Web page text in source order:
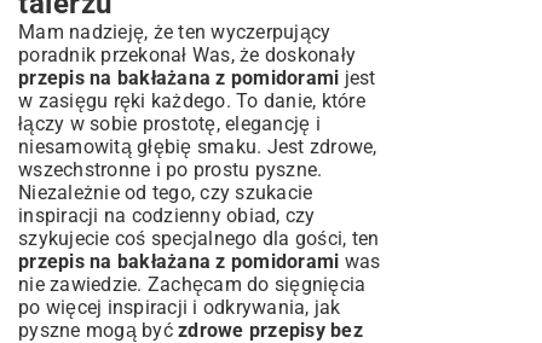
Mam nadzieję, że ten wyczerpujący
poradnik przekonał Was, że doskonały
przepis na bakłażana z pomidorami jest
w zasięgu ręki każdego. To danie, które
łączy w sobie prostotę, elegancję i
niesamowitą głębię smaku. Jest zdrowe,
wszechstronne i po prostu pyszne.
Niezależnie od tego, czy szukacie
inspiracji na codzienny obiad, czy
szykujecie coś specjalnego dla gości, ten
przepis na bakłażana z pomidorami was
nie zawiedzie. Zachęcam do sięgnięcia
po więcej inspiracji i odkrywania, jak
pyszne mogą być zdrowe przepisy bez